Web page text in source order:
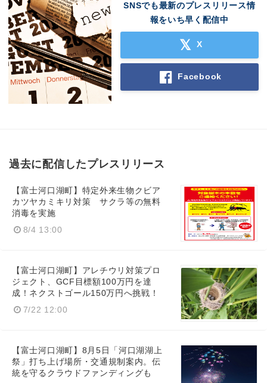
SNSでも最新のプレスリリース情
報をいち早く配信中
X
Facebook
過去に配信したプレスリリース
【富士河口湖町】特定外来生物クビア
カツヤカミキリ対策 サクラ等の無料
消毒を実施
8/4 13:00
【富士河口湖町】アレチウリ対策プロ
ジェクト、GCF目標額100万円を達
成！ネクストゴール150万円へ挑戦！
7/22 12:00
【富士河口湖町】8月5日「河口湖湖上
祭」打ち上げ場所・交通規制案内。伝
統を守るクラウドファンディングも